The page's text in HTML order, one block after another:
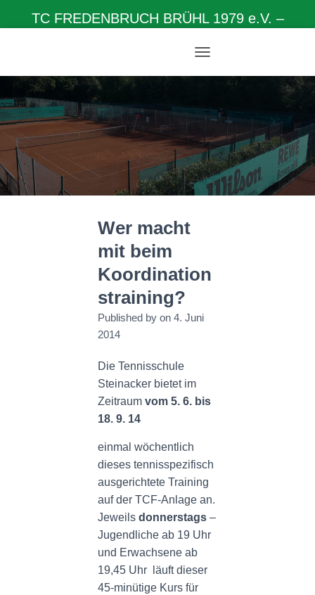
TC FREDENBRUCH BRÜHL 1979 e.V. –
A
G
T
I
O
N
U
L
N
Wer macht
mit beim
Koordination
straining?
Published by on 4. Juni
2014
Die Tennisschule
Steinacker bietet im
Zeitraum vom 5. 6. bis
18. 9. 14
einmal wöchentlich
dieses tennisspezifisch
ausgerichtete Training
auf der TCF-Anlage an.
Jeweils donnerstags –
Jugendliche ab 19 Uhr
und Erwachsene ab
19,45 Uhr läuft dieser
45-minütige Kurs für